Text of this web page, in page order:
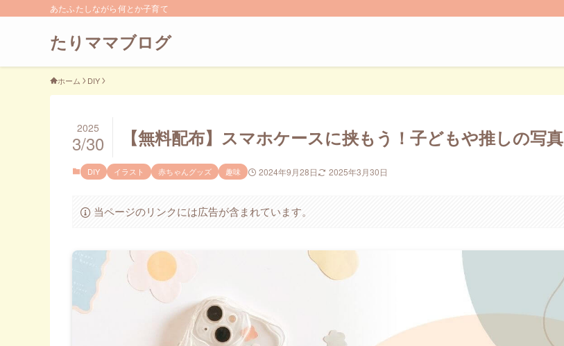
あたふたしながら何とか子育て
たりママブログ
ホーム DIY
【無料配布】スマホケースに挟もう！子どもや推しの写真
2025
3/30
DIY イラスト 赤ちゃんグッズ 趣味 2024年9月28日 2025年3月30日
当ページのリンクには広告が含まれています。